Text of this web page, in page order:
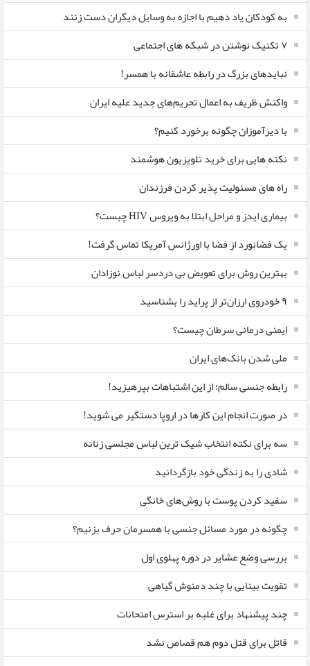
به کودکان یاد دهیم با اجازه به وسایل دیگران دست زنند
۷ تکنیک نوشتن در شبکه های اجتماعی
نبایدهای بزرگ در رابطه عاشقانه با همسر!
واکنش ظریف به اعمال تحریم‌های جدید علیه ایران
با دیرآموزان چگونه برخورد کنیم؟
نکته هایی برای خرید تلویزیون هوشمند
راه های مسئولیت پذیر کردن فرزندان
بیماری ایدز و مراحل ابتلا به ویروس HIV چیست؟
یک فضانورد از فضا با اورژانس آمریکا تماس گرفت!
بهترین روش برای تعویض بی دردسر لباس نوزادان
٩ خودروی ارزان‌تر از پراید را بشناسید
ایمنی درمانی سرطان چیست؟
ملی شدن بانک‌های ایران
رابطه جنسی سالم؛ از این اشتباهات بپرهیزید!
در صورت انجام این کارها در اروپا دستگیر می شوید!
سه برای نکته انتخاب شیک ترین لباس مجلسی زنانه
شادی را به زندگی خود بازگردانید
سفید کردن پوست با روش‌های خانگی
چگونه در مورد مسائل جنسی با همسرمان حرف بزنیم؟
بررسی وضع عشایر در دوره پهلوی اول
تقویت بینایی با چند دمنوش گیاهی
چند پیشنهاد برای غلبه بر استرس امتحانات
قاتل برای قتل دوم هم قصاص نشد